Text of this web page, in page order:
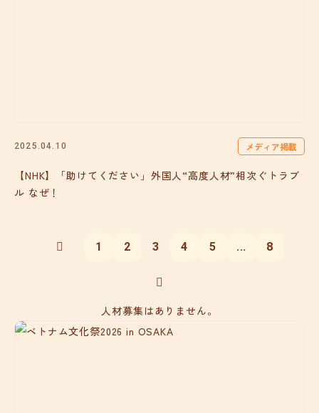
2025.04.10 メディア掲載
【NHK】「助けてください」外国人“高度人材”相次ぐトラブ
ル なぜ！
1 2 3 4 5 ... 8
人材募集はありません。